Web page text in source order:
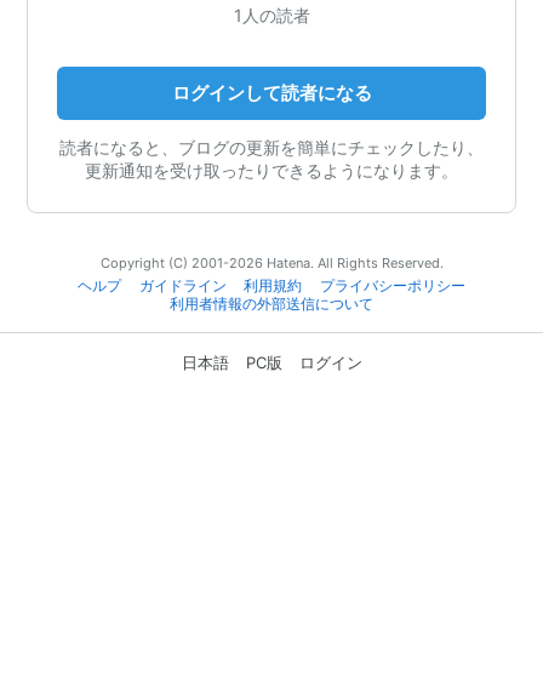
1人の読者
ログインして読者になる
読者になると、ブログの更新を簡単にチェックしたり、
更新通知を受け取ったりできるようになります。
Copyright (C) 2001-2026 Hatena. All Rights Reserved.
ヘルプ
ガイドライン 利用規約
プライバシーポリシー
利用者情報の外部送信について
日本語 PC版 ログイン